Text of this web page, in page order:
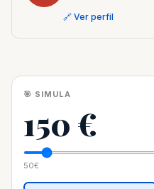
🔗 Ver perfil
🎯 SIMULA
150 €
50€